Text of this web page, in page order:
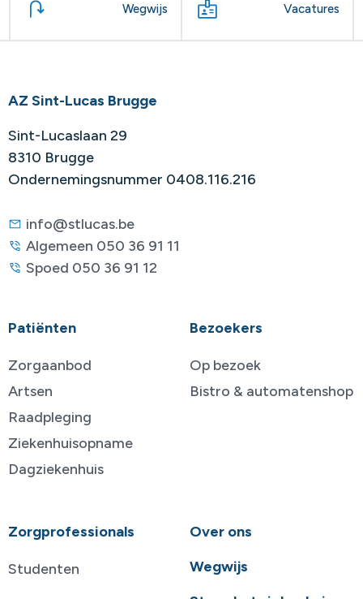
Wegwijs Vacatures
AZ Sint-Lucas Brugge
Sint-Lucaslaan 29
8310 Brugge
Ondernemingsnummer 0408.116.216
info@stlucas.be
Algemeen 050 36 91 11
Spoed 050 36 91 12
Patiënten
Zorgaanbod
Artsen
Raadpleging
Ziekenhuisopname
Dagziekenhuis
Bezoekers
Op bezoek
Bistro & automatenshop
Zorgprofessionals
Studenten
Over ons
Wegwijs